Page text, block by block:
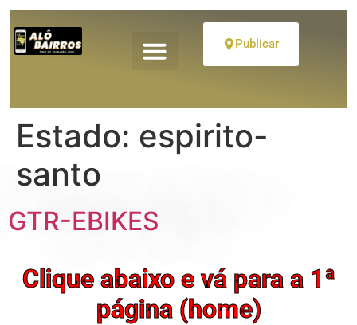
Publicar
Estado: espirito-
santo
GTR-EBIKES
Clique abaixo e vá para a 1ª
página (home)